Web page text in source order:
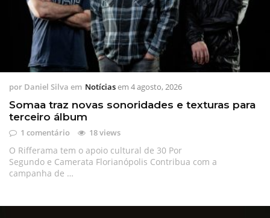
por Daniel Silva em Notíciasem 4 agosto, 2026
Somaa traz novas sonoridades e texturas para
terceiro álbum
1 comentário 18 views
O Rifferama tem o apoio cultural de 30 Por
Segundo e Camerata Florianópolis Contribua com a
campanha de …